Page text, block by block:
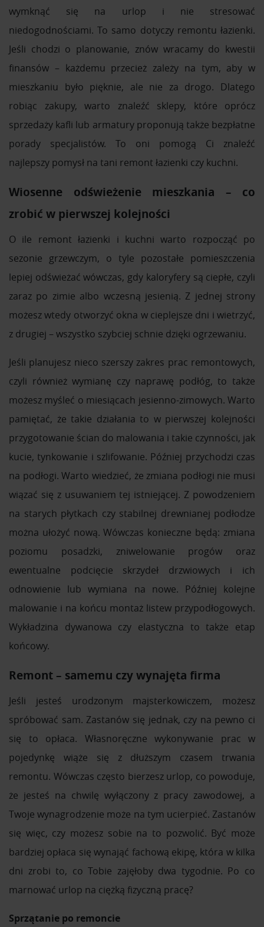
wymknąć się na urlop i nie stresować
niedogodnościami. To samo dotyczy remontu łazienki.
Jeśli chodzi o planowanie, znów wracamy do kwestii
finansów – każdemu przecież zależy na tym, aby w
mieszkaniu było pięknie, ale nie za drogo. Dlatego
robiąc zakupy, warto znaleźć sklepy, które oprócz
sprzedaży kafli lub armatury proponują także bezpłatne
porady specjalistów. To oni pomogą Ci znaleźć
najlepszy pomysł na tani remont łazienki czy kuchni.
Wiosenne odświeżenie mieszkania – co
zrobić w pierwszej kolejności
O ile remont łazienki i kuchni warto rozpocząć po
sezonie grzewczym, o tyle pozostałe pomieszczenia
lepiej odświeżać wówczas, gdy kaloryfery są ciepłe, czyli
zaraz po zimie albo wczesną jesienią. Z jednej strony
możesz wtedy otworzyć okna w cieplejsze dni i wietrzyć,
z drugiej – wszystko szybciej schnie dzięki ogrzewaniu.
Jeśli planujesz nieco szerszy zakres prac remontowych,
czyli również wymianę czy naprawę podłóg, to także
możesz myśleć o miesiącach jesienno-zimowych. Warto
pamiętać, że takie działania to w pierwszej kolejności
przygotowanie ścian do malowania i takie czynności, jak
kucie, tynkowanie i szlifowanie. Później przychodzi czas
na podłogi. Warto wiedzieć, że zmiana podłogi nie musi
wiązać się z usuwaniem tej istniejącej. Z powodzeniem
na starych płytkach czy stabilnej drewnianej podłodze
można ułożyć nową. Wówczas konieczne będą: zmiana
poziomu posadzki, zniwelowanie progów oraz
ewentualne podcięcie skrzydeł drzwiowych i ich
odnowienie lub wymiana na nowe. Później kolejne
malowanie i na końcu montaż listew przypodłogowych.
Wykładzina dywanowa czy elastyczna to także etap
końcowy.
Remont – samemu czy wynajęta firma
Jeśli jesteś urodzonym majsterkowiczem, możesz
spróbować sam. Zastanów się jednak, czy na pewno ci
się to opłaca. Własnoręczne wykonywanie prac w
pojedynkę wiąże się z dłuższym czasem trwania
remontu. Wówczas często bierzesz urlop, co powoduje,
że jesteś na chwilę wyłączony z pracy zawodowej, a
Twoje wynagrodzenie może na tym ucierpieć. Zastanów
się więc, czy możesz sobie na to pozwolić. Być może
bardziej opłaca się wynająć fachową ekipę, która w kilka
dni zrobi to, co Tobie zajęłoby dwa tygodnie. Po co
marnować urlop na ciężką fizyczną pracę?
Sprzątanie po remoncie